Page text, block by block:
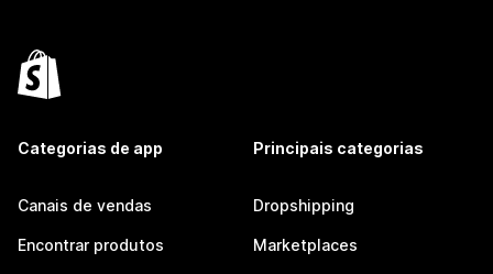
Categorias de app
Canais de vendas
Encontrar produtos
Principais categorias
Dropshipping
Marketplaces